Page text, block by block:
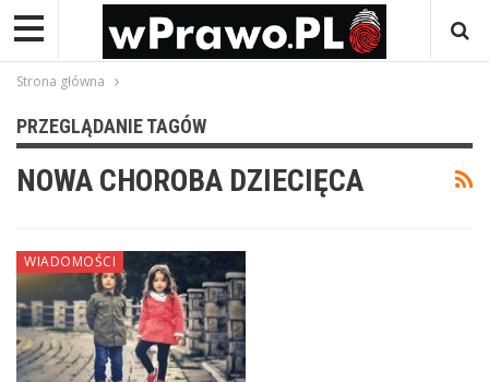
Strona główna
PRZEGLĄDANIE TAGÓW
NOWA CHOROBA DZIECIĘCA
WIADOMOŚCI